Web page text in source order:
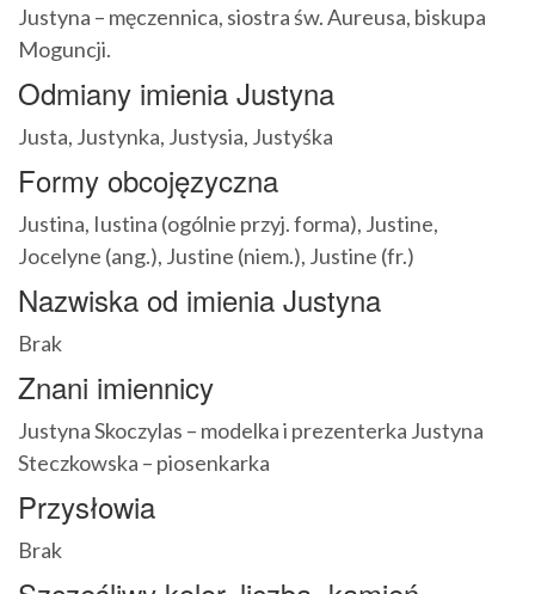
Justyna – męczennica, siostra św. Aureusa, biskupa
Moguncji.
Odmiany imienia Justyna
Justa, Justynka, Justysia, Justyśka
Formy obcojęzyczna
Justina, Iustina (ogólnie przyj. forma), Justine,
Jocelyne (ang.), Justine (niem.), Justine (fr.)
Nazwiska od imienia Justyna
Brak
Znani imiennicy
Justyna Skoczylas – modelka i prezenterka Justyna
Steczkowska – piosenkarka
Przysłowia
Brak